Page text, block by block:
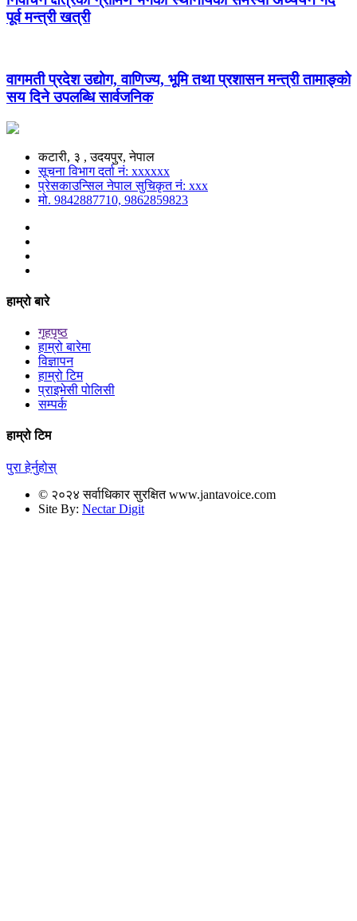
पूर्व मन्त्री खत्री
वागमती प्रदेश उद्योग, वाणिज्य, भूमि तथा प्रशासन मन्त्री तामाङ्को
सय दिने उपलब्धि सार्वजनिक
कटारी, ३ , उदयपुर, नेपाल
सूचना विभाग दर्ता नं: xxxxxx
प्रेसकाउन्सिल नेपाल सुचिकृत नं: xxx
मो. 9842887710, 9862859823
हाम्रो बारे
गृहपृष्ठ
हाम्रो बारेमा
विज्ञापन
हाम्रो टिम
प्राइभेसी पोलिसी
सम्पर्क
हाम्रो टिम
पुरा हेर्नुहोस्
© २०२४ सर्वाधिकार सुरक्षित www.jantavoice.com
Site By: Nectar Digit